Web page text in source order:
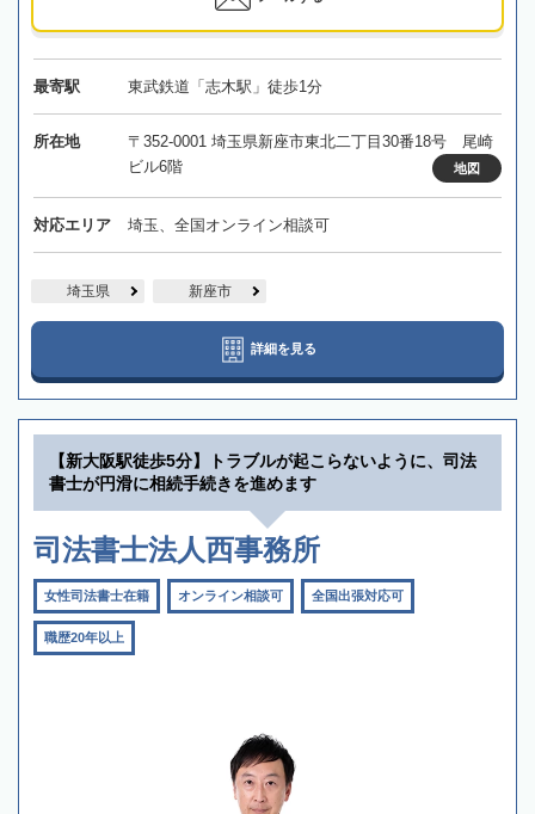
最寄駅 東武鉄道「志木駅」徒歩1分
所在地
〒352-0001 埼玉県新座市東北二丁目30番18号 尾崎
ビル6階
地図
対応エリア 埼玉、全国オンライン相談可
埼玉県 新座市
詳細を見る
【新大阪駅徒歩5分】トラブルが起こらないように、司法
書士が円滑に相続手続きを進めます
司法書士法人西事務所
女性司法書士在籍 オンライン相談可 全国出張対応可
職歴20年以上